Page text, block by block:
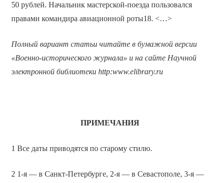
50 рублей. Начальник мастерской-поезда пользовался
правами командира авиационной роты18. <…>
Полный вариант статьи читайте в бумажной версии
«Военно-исторического журнала» и на сайте Научной
электронной библиотеки http:www.elibrary.ru
ПРИМЕЧАНИЯ
1 Все даты приводятся по старому стилю.
2 1-я — в Санкт-Петербурге, 2-я — в Севастополе, 3-я —